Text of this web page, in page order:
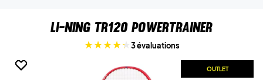
Li-Ning TR120 Powertrainer
3 évaluations
OUTLET
OUTLET